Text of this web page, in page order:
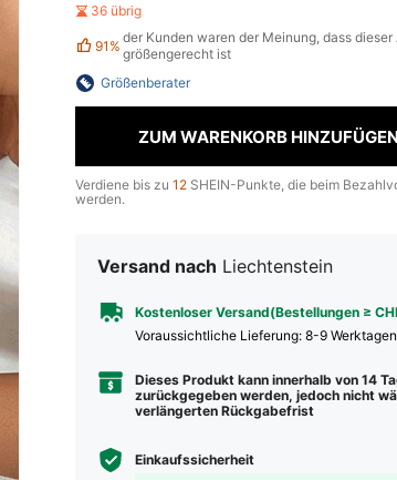
36 übrig
91% der Kunden waren der Meinung, dass dieser
größengerecht ist
Größenberater
ZUM WARENKORB HINZUFÜGEN
Verdiene bis zu 12 SHEIN-Punkte, die beim
werden.
Versand nach Liechtenstein
Kostenloser Versand(Bestellungen ≥
Voraussichtliche Lieferung: 8-9 Werktagen
Dieses Produkt kann innerhalb von 14
zurückgegeben werden, jedoch nicht
verlängerten Rückgabefrist
Einkaufssicherheit